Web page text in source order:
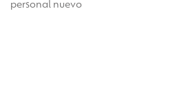
personal nuevo